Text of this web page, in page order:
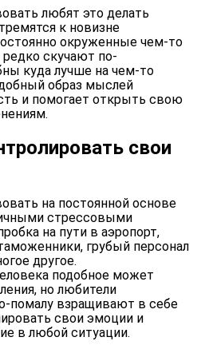
любят это делать
к новизне
окруженные чем-то
скучают по-
куда лучше на чем-то
образ мыслей
и помогает открыть свою
свои
на постоянной основе
стрессовыми
на пути в аэропорт,
грубый персонал
другое.
подобное может
но любители
помалу взращивают в себе
свои эмоции и
в любой ситуации.